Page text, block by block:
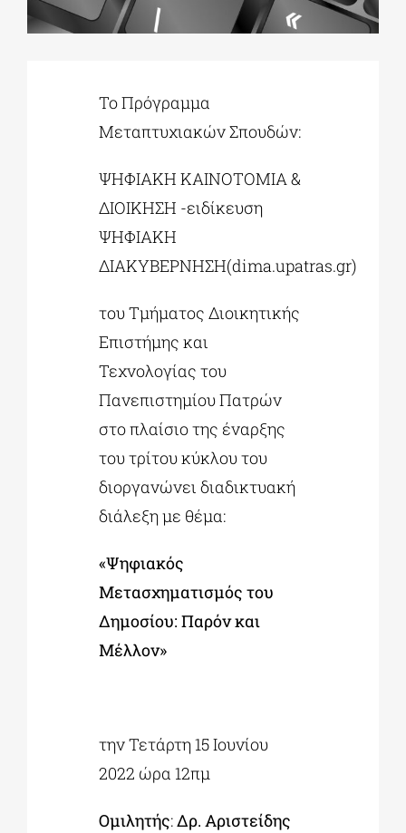
ΕΚΠΑΙΔΕΥΤΙΚΑ ΙΔΡΥΜΑΤΑ
ΠΟΛΙΤΙΣΤΙΚΟΙ ΦΟΡΕΙΣ
To Πρόγραμμα
Μεταπτυχιακών Σπουδών:
ΨΗΦΙΑKH KAINOTOMIA &
ΔΙΟΙΚΗΣΗ -ειδίκευση
ΨΗΦΙΑΚΗ
ΔΙΑΚΥΒΕΡΝΗΣΗ(dima.upatras.gr)
του Τμήματος Διοικητικής
Επιστήμης και
Τεχνολογίας του
Πανεπιστημίου Πατρών
στo πλαίσιo της έναρξης
του τρίτου κύκλου του
διοργανώνει διαδικτυακή
διάλεξη με θέμα:
«Ψηφιακός
Μετασχηματισμός του
Δημοσίου: Παρόν και
Μέλλον»
την Τετάρτη 15 Ιουνίου
2022 ώρα 12πμ
Ομιλητής:Δρ.Aριστείδης